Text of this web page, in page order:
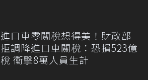
進口車零關稅想得美！財政部
拒調降進口車關稅：恐損523億
稅 衝擊8萬人員生計